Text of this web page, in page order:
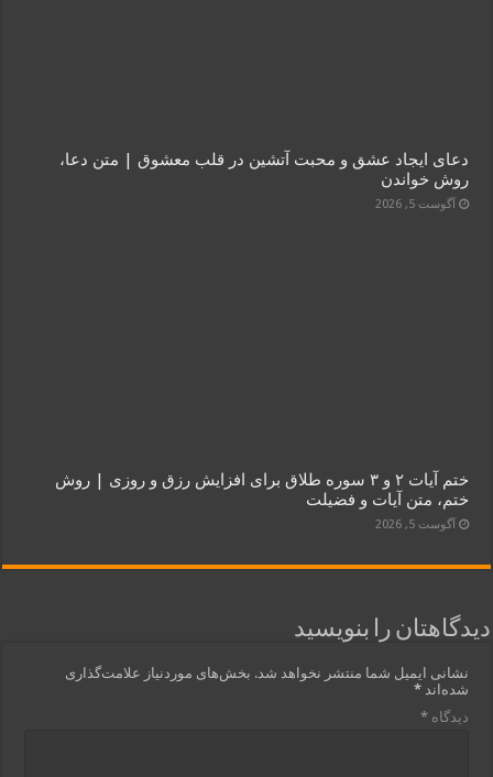
دعای ایجاد عشق و محبت آتشین در قلب معشوق | متن دعا،
روش خواندن
آگوست 5, 2026
ختم آیات ۲ و ۳ سوره طلاق برای افزایش رزق و روزی | روش
ختم، متن آیات و فضیلت
آگوست 5, 2026
دیدگاهتان را بنویسید
نشانی ایمیل شما منتشر نخواهد شد. بخش‌های موردنیاز علامت‌گذاری
شده‌اند*
دیدگاه*